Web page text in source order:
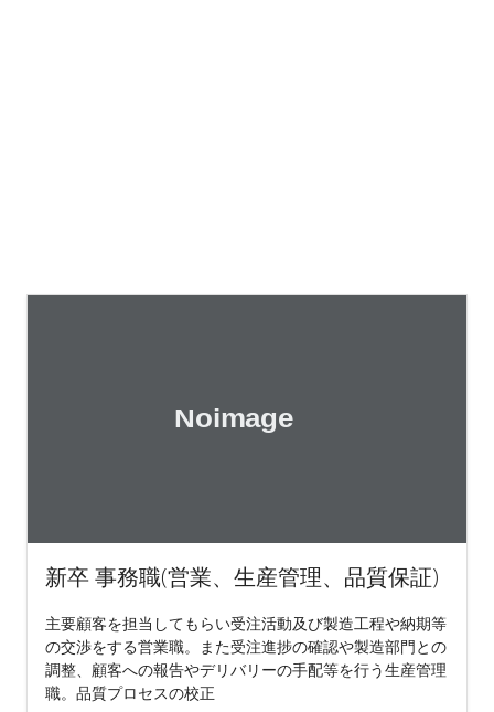
新卒 事務職(営業、生産管理、品質保証)
主要顧客を担当してもらい受注活動及び製造工程や納期等
の交渉をする営業職。また受注進捗の確認や製造部門との
調整、顧客への報告やデリバリーの手配等を行う生産管理
職。品質プロセスの校正